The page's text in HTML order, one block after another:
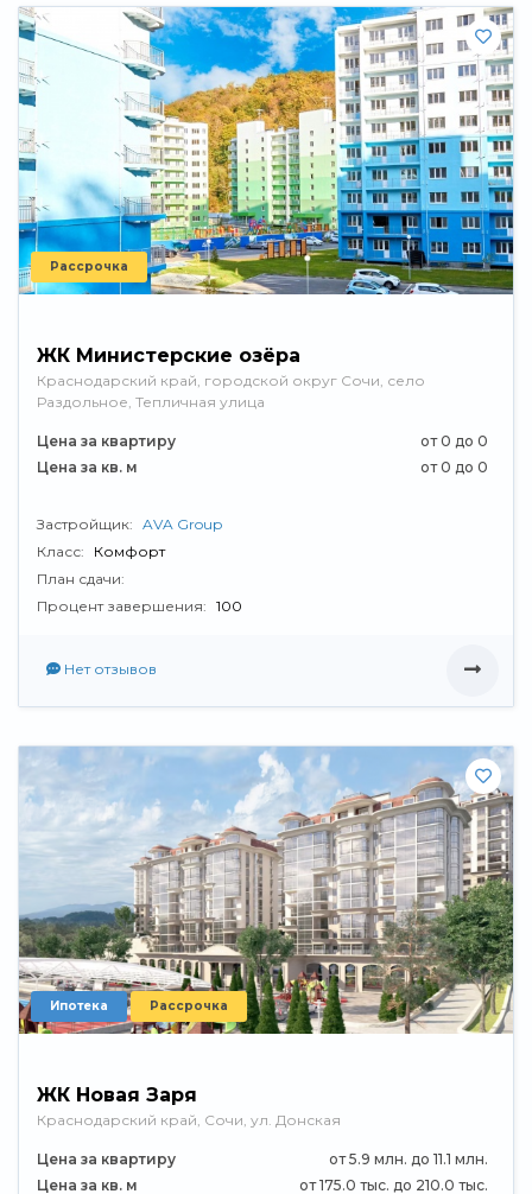
Рассрочка
ЖК Министерские озёра
Краснодарский край, городской округ Сочи, село
Раздольное, Тепличная улица
Цена за квартиру
от 0 до 0
Цена за кв. м
от 0 до 0
Застройщик: AVA Group
Класс:
Комфорт
План сдачи:
Процент завершения: 100
Нет отзывов
Ипотека Рассрочка
ЖК Новая Заря
Краснодарский край, Сочи, ул. Донская
Цена за квартиру
от 5.9 млн. до 11.1 млн.
Цена за кв. м
от 175.0 тыс. до 210.0 тыс.